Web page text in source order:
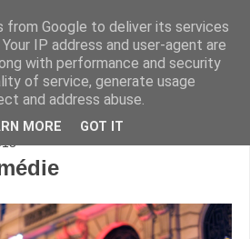
from Google to deliver its services
IP address and user-agent are
with performance and security
of service, generate usage
and address abuse.
MORE GOT IT